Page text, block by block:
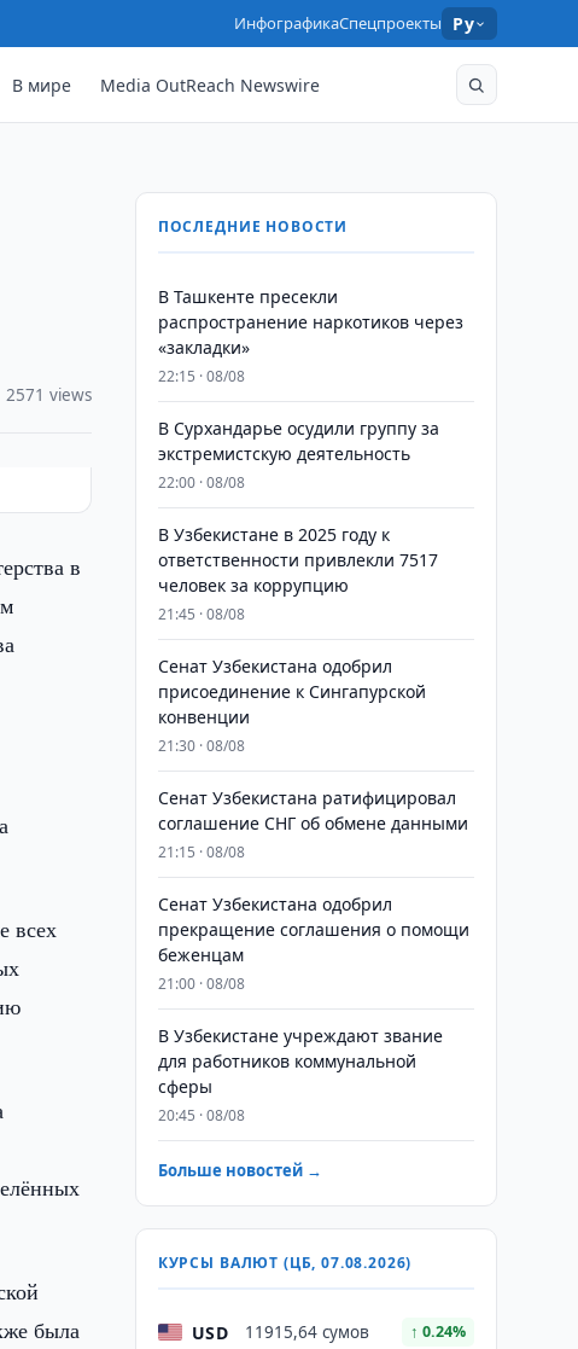
ИнфографикаСпецпроекты Ру
В мире Media OutReach Newswire
2571 views
в
всех
была
ПОСЛЕДНИЕ НОВОСТИ
В Ташкенте пресекли
распространение наркотиков через
«закладки»
22:15 · 08/08
В Сурхандарье осудили группу за
экстремистскую деятельность
22:00 · 08/08
В Узбекистане в 2025 году к
ответственности привлекли 7517
человек за коррупцию
21:45 · 08/08
Сенат Узбекистана одобрил
присоединение к Сингапурской
конвенции
21:30 · 08/08
Сенат Узбекистана ратифицировал
соглашение СНГ об обмене данными
21:15 · 08/08
Сенат Узбекистана одобрил
прекращение соглашения о помощи
беженцам
21:00 · 08/08
В Узбекистане учреждают звание
для работников коммунальной
сферы
20:45 · 08/08
Больше новостей →
КУРСЫ ВАЛЮТ (ЦБ, 07.08.2026)
USD 11915,64 сумов ↑ 0.24%